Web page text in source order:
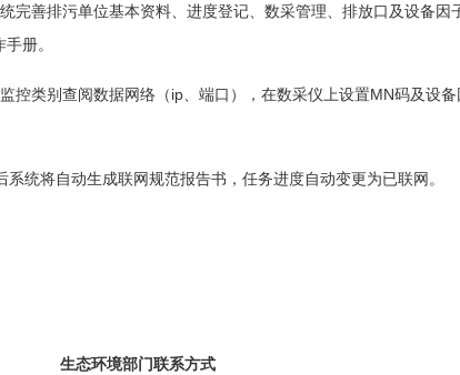
善排污单位基本资料、进度登记、数采管理、排放口及设备因
册。
类别查阅数据网络（ip、端口），在数采仪上设置MN码及设
将自动生成联网规范报告书，任务进度自动变更为已联网。
生态环境部门联系方式